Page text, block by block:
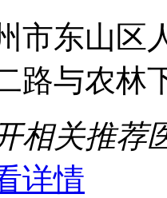
市东山区
路与农林
相关推荐
详情